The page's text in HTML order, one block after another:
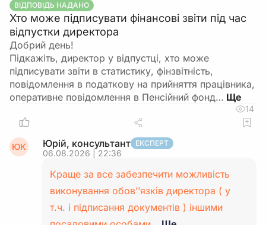
ВІДПОВІДЬ НАДАНО
Хто може підписувати фінансові звіти під час
відпустки директора
Добрий день!
Підкажіть, директор у відпустці, хто може
підписувати звіти в статистику, фінзвітність,
повідомлення в податкову на прийняття працівника,
оперативне повідомлення в Пенсійний фонд…
14
ЮК Юрій, консультант ЕКСПЕРТ
06.08.2026 | 22:36
Краще за все забезпечити можливість
виконування обов’’язків директора ( у
т.ч. і підписання документів ) іншими